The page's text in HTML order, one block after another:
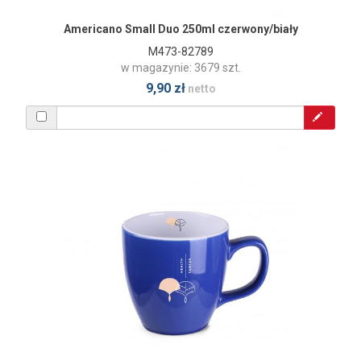
Americano Small Duo 250ml czerwony/biały
M473-82789
w magazynie: 3679 szt.
9,90 złnetto